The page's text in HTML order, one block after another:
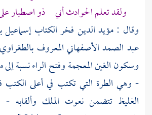
ولقد تعلم الحوادث أني ذو اصطبار
وقال :مؤيد الدين فخر الكتاب
عبد الصمد الأصفهاني المعروف
وسكون الغين المعجمة وفتح الراء نسبة
- وهي الطرة التي تكتب في أعلى الكتب
الغليظ تتضمن نعوت الملك وألقابه -